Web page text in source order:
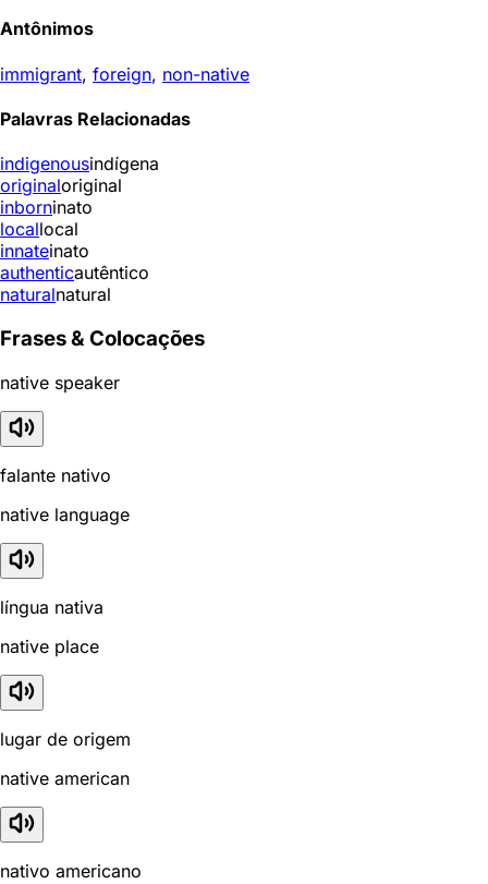
Antônimos
immigrant, foreign, non-native
Palavras Relacionadas
indigenousindígena
originaloriginal
inborninato
locallocal
innateinato
authenticautêntico
naturalnatural
Frases & Colocações
native speaker
falante nativo
native language
língua nativa
native place
lugar de origem
native american
nativo americano